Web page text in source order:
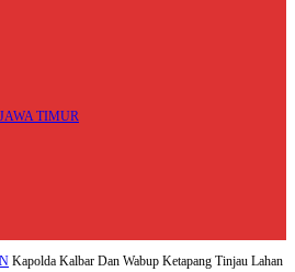
TIMUR
Kapolda Kalbar Dan Wabup Ketapang Tinjau Lahan